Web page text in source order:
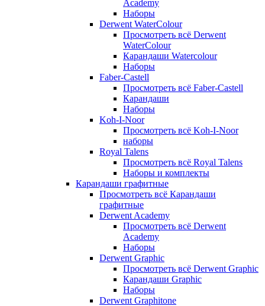
Academy
Наборы
Derwent WaterColour
Просмотреть всё Derwent
WaterColour
Карандаши Watercolour
Наборы
Faber-Castell
Просмотреть всё Faber-Castell
Карандаши
Наборы
Koh-I-Noor
Просмотреть всё Koh-I-Noor
наборы
Royal Talens
Просмотреть всё Royal Talens
Наборы и комплекты
Карандаши графитные
Просмотреть всё Карандаши
графитные
Derwent Academy
Просмотреть всё Derwent
Academy
Наборы
Derwent Graphic
Просмотреть всё Derwent Graphic
Карандаши Graphic
Наборы
Derwent Graphitone